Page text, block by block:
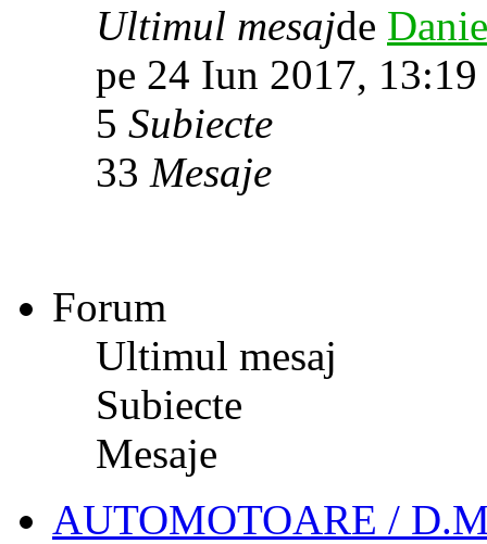
Ultimul mesajde
pe 24 Iun 2017, 13:19
5 Subiecte
33 Mesaje
Forum
Ultimul mesaj
Subiecte
Mesaje
AUTOMOTOARE /